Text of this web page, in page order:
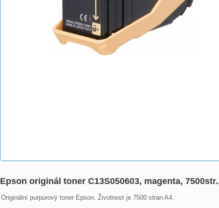
Epson originál toner C13S050603, magenta,
Originální purpurový toner Epson. Životnost je 7500 stran A4.